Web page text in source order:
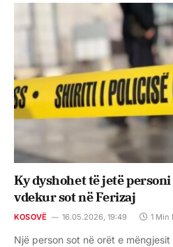
Ky dyshohet të jetë
vdekur sot në Ferizaj
KOSOVË 16.05.2026, 19:49 1 Min
Një person sot në orët e